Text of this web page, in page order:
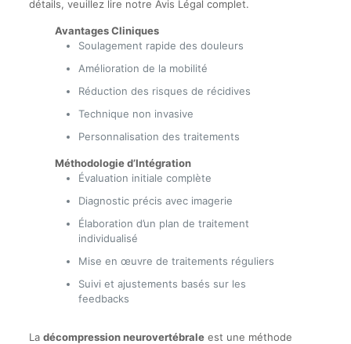
détails, veuillez lire notre Avis Légal complet.
Avantages Cliniques
Soulagement rapide des douleurs
Amélioration de la mobilité
Réduction des risques de récidives
Technique non invasive
Personnalisation des traitements
Méthodologie d’Intégration
Évaluation initiale complète
Diagnostic précis avec imagerie
Élaboration d’un plan de traitement
individualisé
Mise en œuvre de traitements réguliers
Suivi et ajustements basés sur les
feedbacks
La décompression neurovertébraleest une méthode